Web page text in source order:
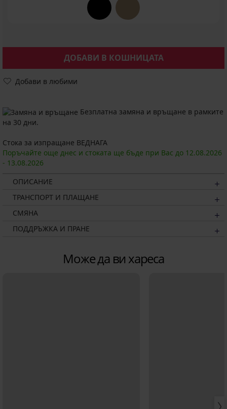
ДОБАВИ В КОШНИЦАТА
Добави в любими
Безплатна замяна и връщане в рамките
на 30 дни.
Стока за изпращане ВЕДНАГА
Поръчайте още днес и стоката ще бъде при Вас до 12.08.2026
- 13.08.2026
ОПИСАНИЕ
ТРАНСПОРТ И ПЛАЩАНЕ
СМЯНА
ПОДДРЪЖКА И ПРАНЕ
Може да ви хареса